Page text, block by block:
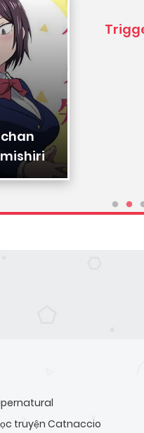
truyện Catnaccio